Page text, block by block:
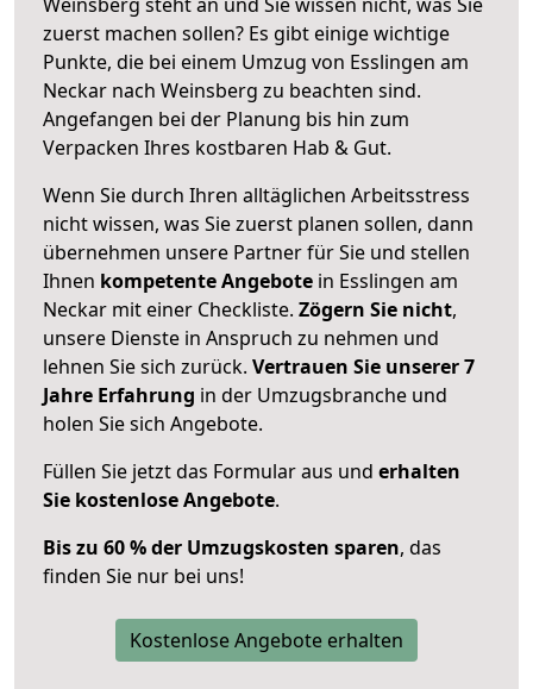
zuerst machen sollen? Es gibt einige wichtige
Punkte, die bei einem Umzug von Esslingen am
Neckar nach Weinsberg zu beachten sind.
Angefangen bei der Planung bis hin zum
Verpacken Ihres kostbaren Hab & Gut.
Wenn Sie durch Ihren alltäglichen Arbeitsstress
nicht wissen, was Sie zuerst planen sollen, dann
übernehmen unsere Partner für Sie und stellen
Ihnen kompetente Angebote in Esslingen am
Neckar mit einer Checkliste. Zögern Sie nicht,
unsere Dienste in Anspruch zu nehmen und
lehnen Sie sich zurück. Vertrauen Sie unserer 7
Jahre Erfahrung in der Umzugsbranche und
holen Sie sich Angebote.
Füllen Sie jetzt das Formular aus und erhalten
Sie kostenlose Angebote.
Bis zu 60 % der Umzugskosten sparen, das
finden Sie nur bei uns!
Kostenlose Angebote erhalten